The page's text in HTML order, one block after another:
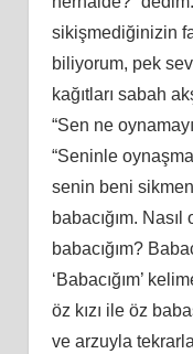
sikişmediğinizin
biliyorum, pek
kağıtları sabah
“Sen ne
“Seninle
senin beni
babacığım.
babacığım?
‘Babacığım’
öz kızı ile öz
ve arzuyla